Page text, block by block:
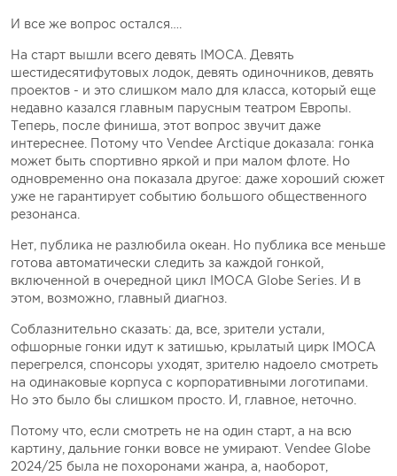
И все же вопрос остался….
На старт вышли всего девять IMOCA. Девять
шестидесятифутовых лодок, девять одиночников, девять
проектов - и это слишком мало для класса, который еще
недавно казался главным парусным театром Европы.
Теперь, после финиша, этот вопрос звучит даже
интереснее. Потому что Vendеe Arctique доказала: гонка
может быть спортивно яркой и при малом флоте. Но
одновременно она показала другое: даже хороший сюжет
уже не гарантирует событию большого общественного
резонанса.
Нет, публика не разлюбила океан. Но публика все меньше
готова автоматически следить за каждой гонкой,
включенной в очередной цикл IMOCA Globe Series. И в
этом, возможно, главный диагноз.
Соблазнительно сказать: да, все, зрители устали,
офшорные гонки идут к затишью, крылатый цирк IMOCA
перегрелся, спонсоры уходят, зрителю надоело смотреть
на одинаковые корпуса с корпоративными логотипами.
Но это было бы слишком просто. И, главное, неточно.
Потому что, если смотреть не на один старт, а на всю
картину, дальние гонки вовсе не умирают. Vendеe Globe
2024/25 была не похоронами жанра, а, наоборот,